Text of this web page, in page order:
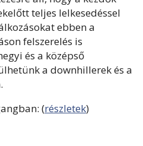
teljes lelkesedéssel
ebben a
felszerelés is
és a középső
a downhillerek és a
(részletek)